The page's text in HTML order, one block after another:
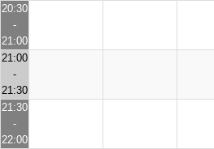
20:30
-
21:00
21:00
-
21:30
21:30
-
22:00